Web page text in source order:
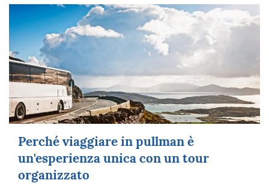
Perché viaggiare in pullman è
un'esperienza unica con un tour
organizzato